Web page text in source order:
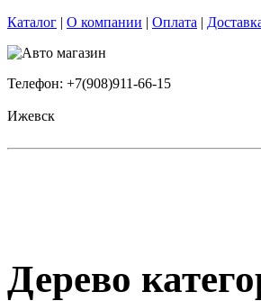
Каталог | О компании | Оплата |
Телефон: +7(908)911-66-15
Ижевск
Дерево